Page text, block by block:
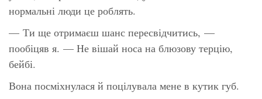
нормальні люди це роблять.
— Ти ще отримаєш шанс пересвідчитись, —
пообіцяв я. — Не вішай носа на блюзову терцію,
бейбі.
Вона посміхнулася й поцілувала мене в кутик губ.